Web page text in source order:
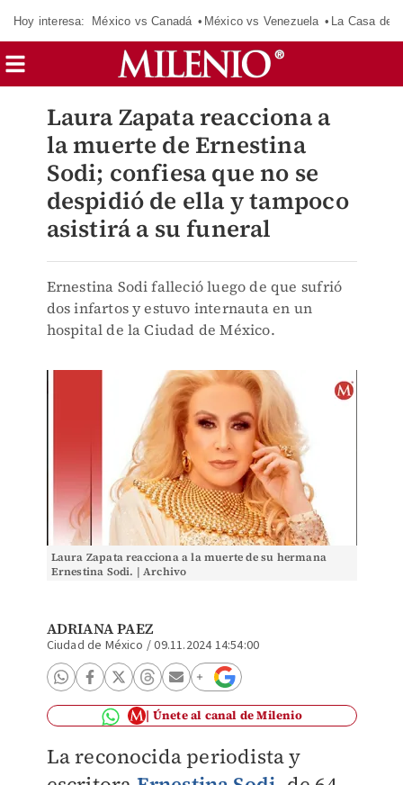
Hoy interesa: México vs Canadá México vs Venezuela La Casa de
Laura Zapata reacciona a
la muerte de Ernestina
Sodi; confiesa que no se
despidió de ella y tampoco
asistirá a su funeral
Ernestina Sodi falleció luego de que sufrió
dos infartos y estuvo internauta en un
hospital de la Ciudad de México.
Laura Zapata reacciona a la muerte de su hermana
Ernestina Sodi. | Archivo
ADRIANA PAEZ
Ciudad de México /09.11.2024 14:54:00
Únete al canal de Milenio
La reconocida periodista y